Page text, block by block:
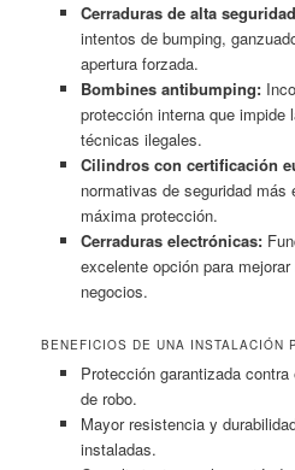
Cerraduras de alta
intentos de bumping,
apertura forzada.
Bombines antibumping:
protección interna que impide
técnicas ilegales.
Cilindros con certificación
normativas de seguridad más
máxima protección.
Cerraduras electrónicas:
excelente opción para
negocios.
BENEFICIOS DE UNA INSTALACIÓN
Protección garantizada
de robo.
Mayor resistencia y
instaladas.